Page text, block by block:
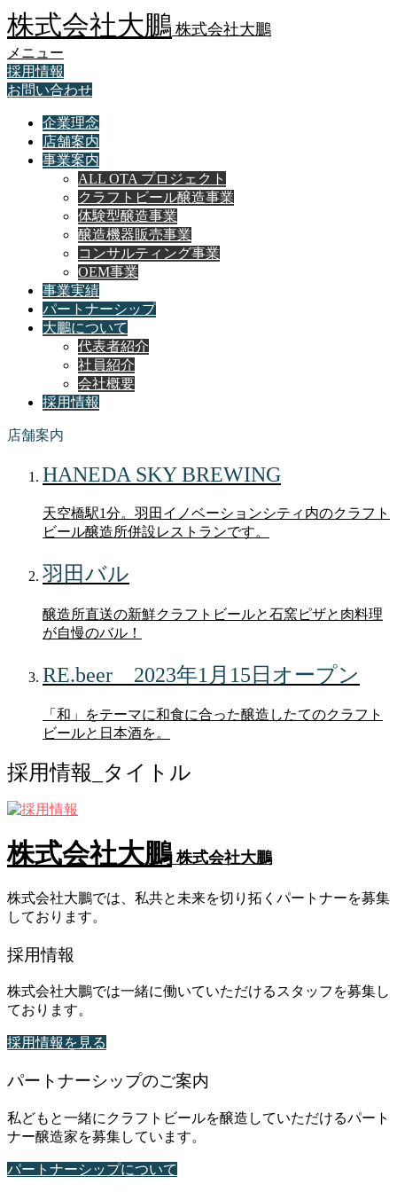
株式会社大鵬 株式会社大鵬
メニュー
採用情報
お問い合わせ
企業理念
店舗案内
事業案内
ALL OTA プロジェクト
クラフトビール醸造事業
体験型醸造事業
醸造機器販売事業
コンサルティング事業
OEM事業
事業実績
パートナーシップ
大鵬について
代表者紹介
社員紹介
会社概要
採用情報
店舗案内
HANEDA SKY BREWING
天空橋駅1分。羽田イノベーションシティ内のクラフト
ビール醸造所併設レストランです。
羽田バル
醸造所直送の新鮮クラフトビールと石窯ピザと肉料理
が自慢のバル！
RE.beer 2023年1月15日オープン
「和」をテーマに和食に合った醸造したてのクラフト
ビールと日本酒を。
採用情報_タイトル
株式会社大鵬 株式会社大鵬
株式会社大鵬では、私共と未来を切り拓くパートナーを募集
しております。
採用情報
株式会社大鵬では一緒に働いていただけるスタッフを募集し
ております。
採用情報を見る
パートナーシップのご案内
私どもと一緒にクラフトビールを醸造していただけるパート
ナー醸造家を募集しています。
パートナーシップについて